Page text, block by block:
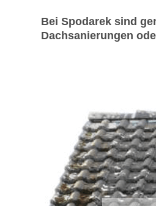
Bei Spodarek sind
Dachsanierungen